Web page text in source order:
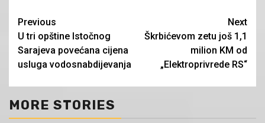
Continue
Reading
Previous
U tri opštine Istočnog
Sarajeva povećana cijena
usluga vodosnabdijevanja
Next
Škrbićevom zetu još 1,1
milion KM od
„Elektroprivrede RS“
MORE STORIES